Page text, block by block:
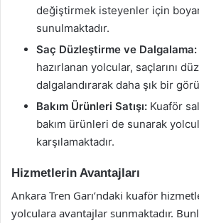
değiştirmek isteyenler için
sunulmaktadır.
Saç Düzleştirme ve Dalgalama:
hazırlanan yolcular, saçlarını
dalgalandırarak daha şık bir
Bakım Ürünleri Satışı: Kuaför
bakım ürünleri de sunarak
karşılamaktadır.
Hizmetlerin Avantajları
Ankara Tren Garı’ndaki kuaför
yolculara avantajlar sunmaktadır.